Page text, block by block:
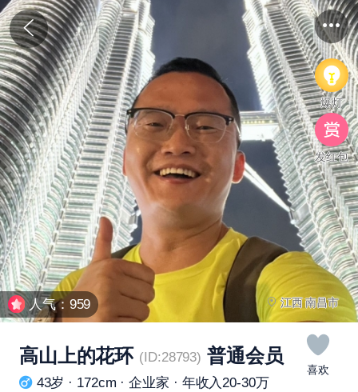
人气：959 江西 南昌市
高山上的花环 (ID:28793) 普通会员
43岁 · 172cm · 企业家 · 年收入20-30万
喜欢
爆灯
发红包